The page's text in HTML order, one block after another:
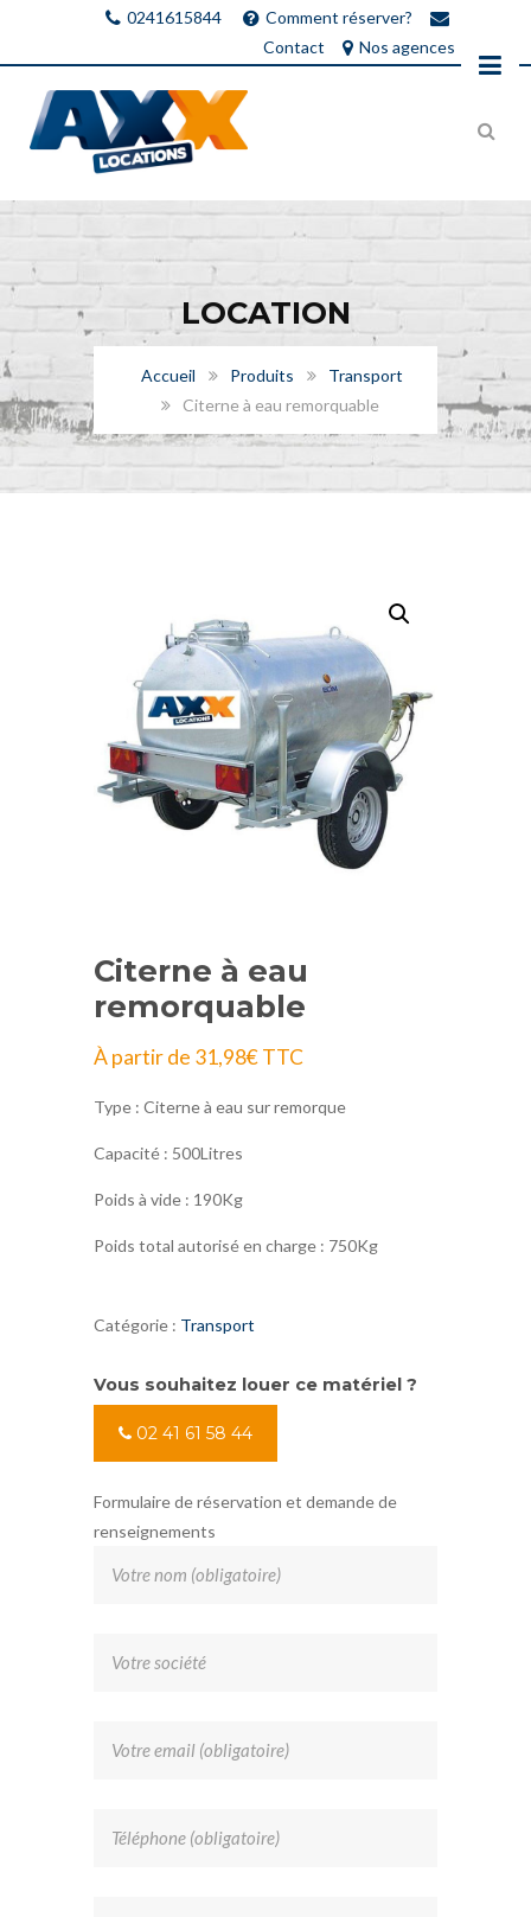
0241615844
Comment réserver?
Contact
Nos agences
LOCATION
Accueil Produits
Transport
Citerne à eau remorquable
Citerne à eau
remorquable
À partir de 31,98€TTC
Type : Citerne à eau sur remorque
Capacité : 500Litres
Poids à vide : 190Kg
Poids total autorisé en charge : 750Kg
Catégorie : Transport
Vous souhaitez louer ce matériel ?
02 41 61 58 44
Formulaire de réservation et demande de
renseignements